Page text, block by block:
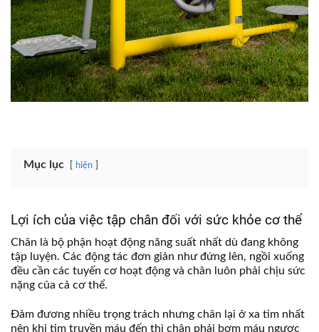
Mục lục hiện
Lợi ích của việc tập chân đối với sức khỏe cơ thể
Chân là bộ phận hoạt động năng suất nhất dù đang không
tập luyện. Các động tác đơn giản như đứng lên, ngồi xuống
đều cần các tuyến cơ hoạt động và chân luôn phải chịu sức
nặng của cả cơ thể.
Đảm đương nhiều trọng trách nhưng chân lại ở xa tim nhất
nên khi tim truyền máu đến thì chân phải bơm máu ngược